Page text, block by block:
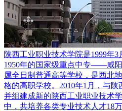
陕西工业职业技术学院是1999年
1950年的国家级重点中专——咸
属全日制普通高等学校，是西北
格的高职学校。2010年1月，与
并组建成新的陕西工业职业技术
中，共培养各类专业技术人才18